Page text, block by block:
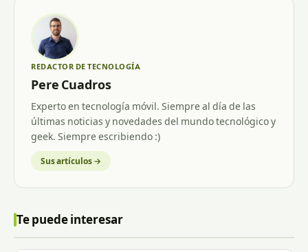
REDACTOR DE TECNOLOGÍA
Pere Cuadros
Experto en tecnología móvil. Siempre al día de las
últimas noticias y novedades del mundo tecnológico y
geek. Siempre escribiendo :)
Sus artículos →
Te puede interesar